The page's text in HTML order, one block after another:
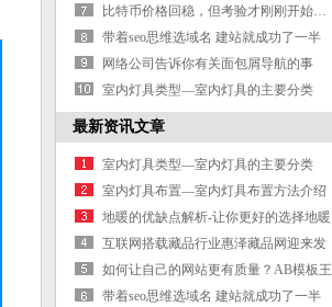
比特币价格回稳，但考验才刚刚开始…
带着seo思维选域名 建站就成功了一半
网络公司告诉你有关面包屑导航的事
室内灯具类型—室内灯具的主要分类
最新资讯文章
室内灯具类型—室内灯具的主要分类
室内灯具布置—室内灯具布置方法介绍
地暖的优缺点解析-让你更好的选择地暖
互联网搭载藏品行业惠泽藏品网迎来发
展
如何让自己的网站更有质量？AB模板王
有
带着seo思维选域名 建站就成功了一半